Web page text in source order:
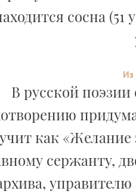
сосна (51
Из
В русской
как
сержанту,